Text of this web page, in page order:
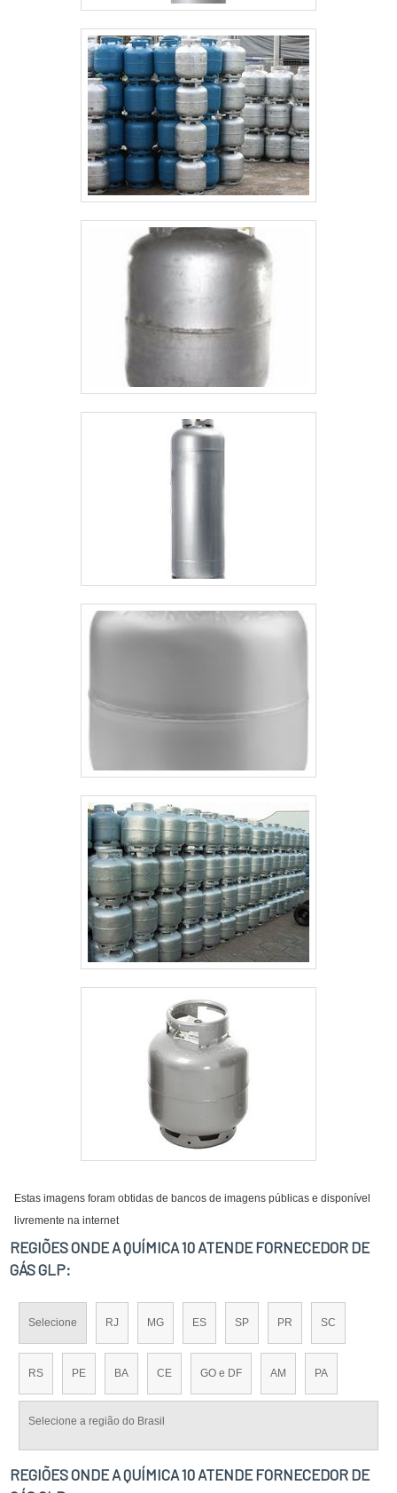
Estas imagens foram obtidas de bancos de imagens públicas e disponível
livremente na internet
REGIÕES ONDE A QUÍMICA 10 ATENDE FORNECEDOR DE
GÁS GLP:
Selecione RJ MG ES SP PR SC
RS PE BA CE GO e DF AM PA
Selecione a região do Brasil
REGIÕES ONDE A QUÍMICA 10 ATENDE FORNECEDOR DE